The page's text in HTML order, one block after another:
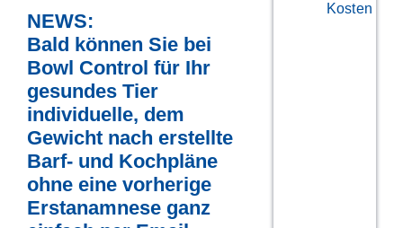
NEWS:
Bald können Sie bei
Bowl Control für Ihr
gesundes Tier
individuelle, dem
Gewicht nach erstellte
Barf- und Kochpläne
ohne eine vorherige
Erstanamnese ganz
Kosten